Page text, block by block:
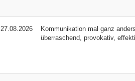
27.08.2026
Kommunikation mal ganz
überraschend, provokativ,